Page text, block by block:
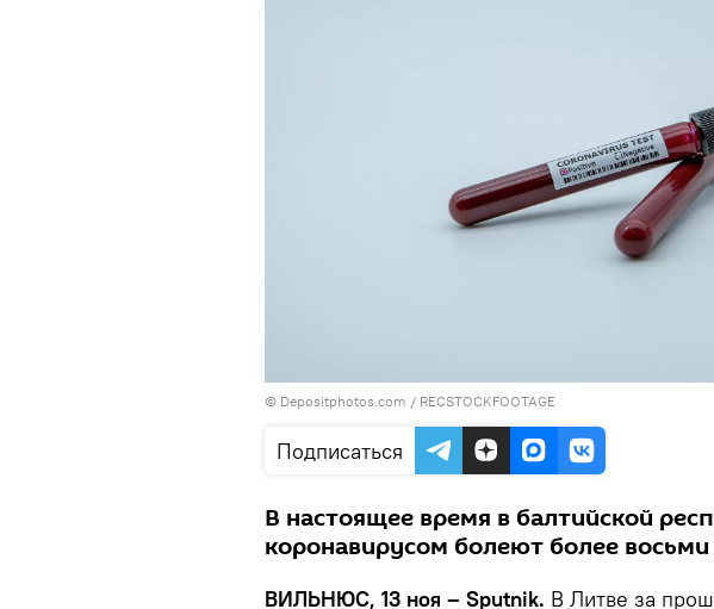
© Depositphotos.com / RECSTOCKFOOTAGE
Подписаться
В настоящее время в балтийской
коронавирусом болеют более
ВИЛЬНЮС, 13 ноя – Sputnik. В Литве за